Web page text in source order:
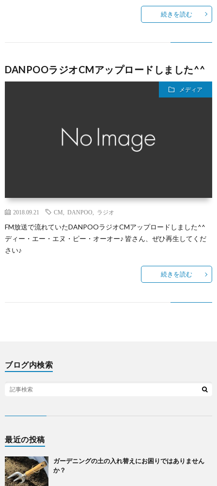
続きを読む
DANPOOラジオCMアップロードしました^^
メディア
2018.09.21 CM DANPOO ラジオ
FM放送で流れていたDANPOOラジオCMアップロードしました^^
ディー・エー・エヌ・ピー・オーオー♪ 皆さん、ぜひ再生してくだ
さい♪
続きを読む
ブログ内検索
最近の投稿
ガーデニングの土の入れ替えにお困りではありません
か？